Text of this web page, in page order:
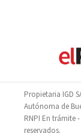
Propietaria IGD
Autónoma de
RNPI En trámite
reservados.